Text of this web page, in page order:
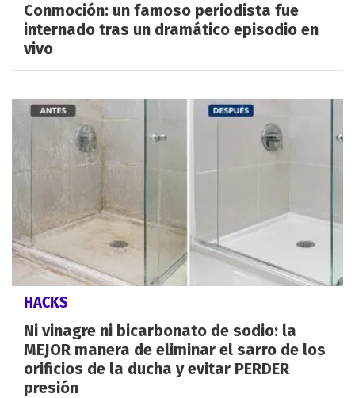
Conmoción: un famoso periodista fue
internado tras un dramático episodio en
vivo
HACKS
Ni vinagre ni bicarbonato de sodio: la
MEJOR manera de eliminar el sarro de los
orificios de la ducha y evitar PERDER
presión